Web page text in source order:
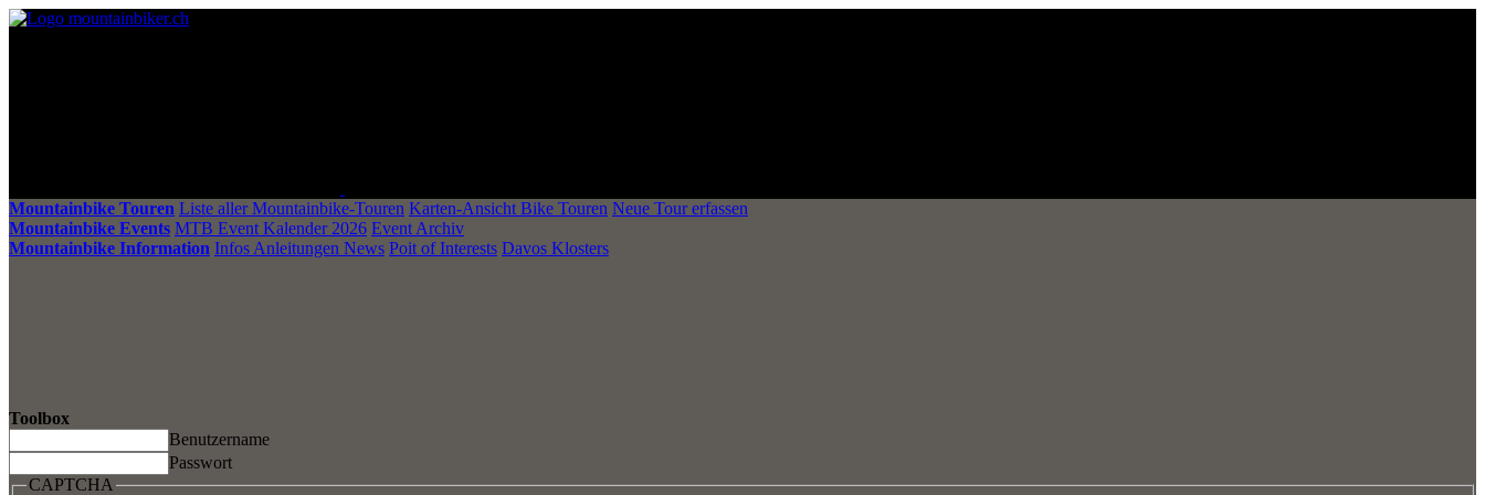
Mountainbike Touren Liste aller Mountainbike-Touren Karten-Ansicht Bike Touren Neue Tour erfassen
Mountainbike Events MTB Event Kalender 2026 Event Archiv
Mountainbike Information Infos Anleitungen News Poit of Interests Davos Klosters
Toolbox
Benutzername
Passwort
CAPTCHA